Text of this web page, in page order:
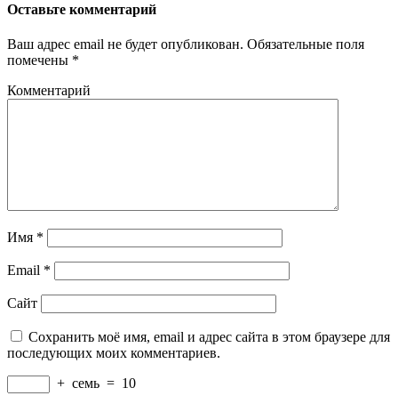
Оставьте комментарий
Ваш адрес email не будет опубликован. Обязательные поля
помечены *
Комментарий
Имя *
Email *
Сайт
Сохранить моё имя, email и адрес сайта в этом браузере для
последующих моих комментариев.
+ семь = 10